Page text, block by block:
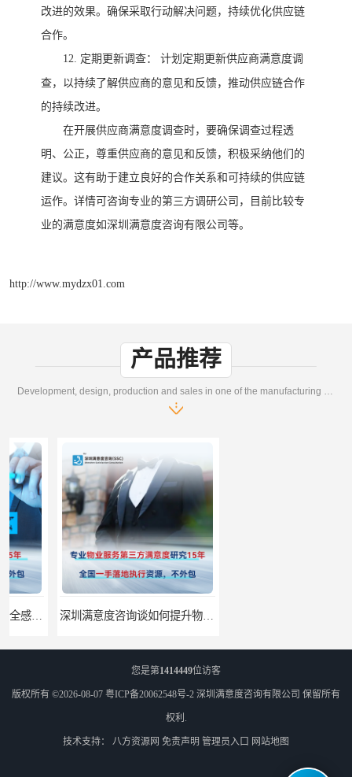
改进的效果。确保采取行动解决问题，持续优化供应链
合作。
12. 定期更新调查： 计划定期更新供应商满意度调
查，以持续了解供应商的意见和反馈，推动供应链合作
的持续改进。
在开展供应商满意度调查时，要确保调查过程透
明、公正，尊重供应商的意见和反馈，积极采纳他们的
建议。这有助于建立良好的合作关系和可持续的供应链
运作。详情可咨询专业的第三方调研公司，目前比较专
业的满意度如深圳满意度咨询有限公司等。
http://www.mydzx01.com
产品推荐
深圳满意度咨询谈如何提升物业满意度
您是第1414449位访客
版权所有 ©2026-08-07 粤ICP备20062548号-2 深圳满意度咨询有限公司 保留所有
权利.
技术支持： 八方资源网 免责声明 管理员入口 网站地图